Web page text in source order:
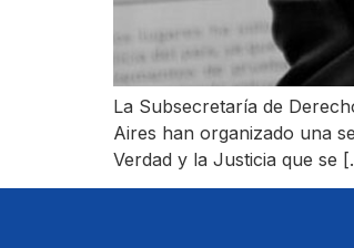
La Subsecretaría de
Aires han organizado una
Verdad y la Justicia que se